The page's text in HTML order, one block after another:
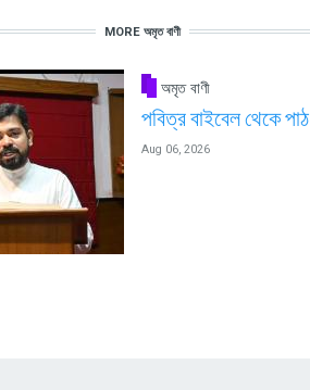
MORE অমৃত বাণী
অমৃত বাণী
পবিত্র বাইবেল থেকে পাঠ
Aug 06, 2026